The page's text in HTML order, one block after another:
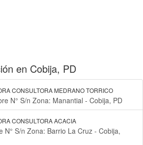
en Cobija, PD
CONSULTORA MEDRANO TORRICO
N° S/n Zona: Manantial - Cobija, PD
CONSULTORA ACACIA
N° S/n Zona: Barrio La Cruz - Cobija,